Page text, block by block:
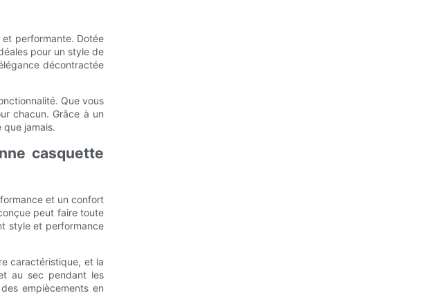
et performante. Dotée
pour un style de
décontractée
Que vous
chacun. Grâce à un
jamais.
casquette
et un confort
peut faire toute
style et performance
caractéristique, et la
au sec pendant les
empiècements en